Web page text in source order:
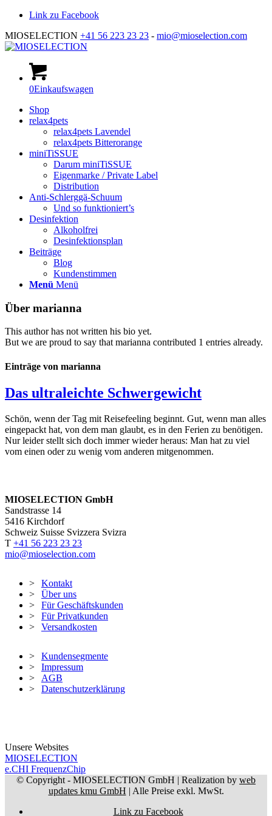
Link zu Facebook
MIOSELECTION +41 56 223 23 23 - mio@mioselection.com
0Einkaufswagen
Hauptnavigation
Shop
relax4pets
relax4pets Lavendel
relax4pets Bitterorange
miniTiSSUE
Darum miniTiSSUE
Eigenmarke / Private Label
Distribution
Anti-Schlerggä-Schuum
Und so funktioniert’s
Desinfektion
Alkoholfrei
Desinfektionsplan
Beiträge
Blog
Kundenstimmen
Menü Menü
Über marianna
This author has not written his bio yet.
But we are proud to say thatmarianna contributed 1 entries already.
Einträge von marianna
Das ultraleichte Schwergewicht
Schön, wenn der Tag mit Reisefeeling beginnt. Gut, wenn man alles
eingepackt hat, von dem man glaubt, es in den Ferien zu benötigen.
Nur leider stellt sich doch immer wieder heraus: Man hat zu viel
vom einen oder zu wenig vom anderen mitgenommen.
MIOSELECTION GmbH
Sandstrasse 14
5416 Kirchdorf
Schweiz Suisse Svizzera Svizra
T +41 56 223 23 23
mio@mioselection.com
Kontakt
Über uns
Für Geschäftskunden
Für Privatkunden
Versandkosten
Kundensegmente
Impressum
AGB
Datenschutzerklärung
Unsere Websites
MIOSELECTION
e.CHI FrequenzChip
© Copyright - MIOSELECTION GmbH | Realization by web
updates kmu GmbH | Alle Preise exkl. MwSt.
Link zu Facebook